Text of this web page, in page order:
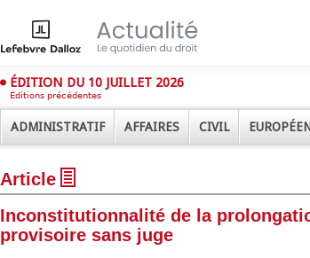
ÉDITION DU 10 JUILLET 2026
Éditions précédentes
ADMINISTRATIF AFFAIRES CIVIL
Article
Inconstitutionnalité de la
provisoire sans juge